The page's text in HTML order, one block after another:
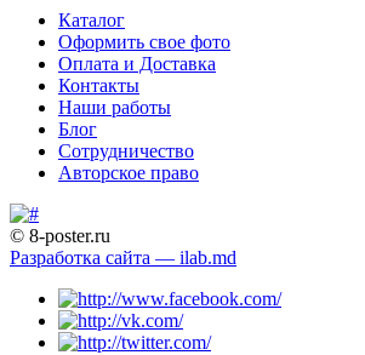
Каталог
Оформить свое фото
Оплата и Доставка
Контакты
Наши работы
Блог
Сотрудничество
Авторское право
© 8-poster.ru
Разработка сайта — ilab.md